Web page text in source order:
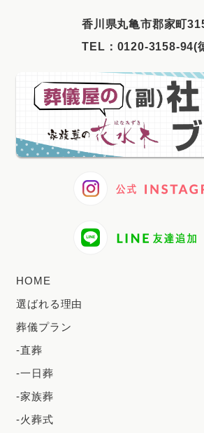
2025年2月
2025年1月
2024年12月
2024年11月
2024年6月
2024年5月
2024年2月
2023年12月
⾹川県丸⻲市郡家町
TEL： 0120-3158-94(
HOME
選ばれる理由
葬儀プラン
-直葬
-一日葬
-家族葬
-火葬式